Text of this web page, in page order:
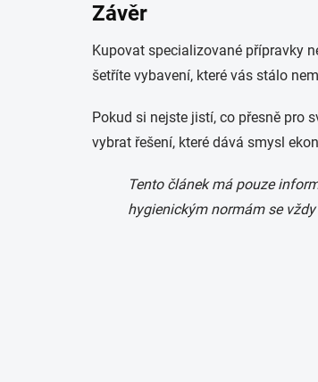
Závěr
Kupovat specializované přípravky
šetříte vybavení, které vás stálo
Pokud si nejste jistí, co přesně pro
vybrat řešení, které dává smysl
Tento článek má pouze
hygienickým normám se